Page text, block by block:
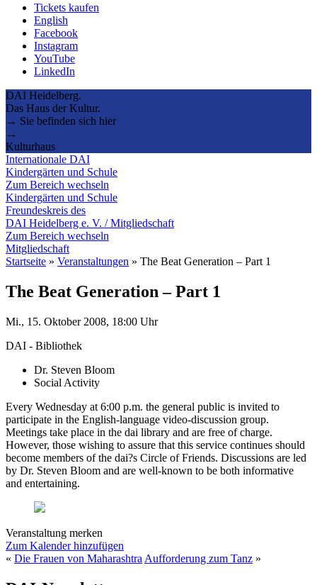
Tickets kaufen
English
Facebook
Instagram
YouTube
LinkedIn
DAI Heidelberg.
Das Haus der Kultur.
→ Sie befinden sich hier
→
Kulturhaus
Internationale DAI
Kindergärten und Schule
Zum Bereich wechseln
Kindergärten und Schule
Freundeskreis des
DAI Heidelberg e. V. / Mitgliedschaft
Zum Bereich wechseln
Mitgliedschaft
Startseite » Veranstaltungen » The Beat Generation – Part 1
The Beat Generation – Part 1
Mi., 15. Oktober 2008, 18:00 Uhr
DAI - Bibliothek
Dr. Steven Bloom
Social Activity
Every Wednesday at 6:00 p.m. the general public is invited to
participate in the English-language video-discussion group.
Meetings take place in the dai library and are free of charge.
However, those wishing to assure that this service continues should
become members of the dai?s Circle of Friends. Discussions are led
by Dr. Steven Bloom and are well-known to be both informative
and entertaining.
Veranstaltung merken
Zum Kalender hinzufügen
« Die Frauen von Maharashtra Aufforderung zum Tanz »